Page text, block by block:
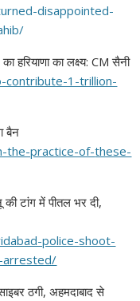
disappointed-
हरियाणा का लक्ष्य: CM सैनी
contribute-1-trillion-
बैन
the-practice-of-these-
की टांग में पीतल भर दी,
police-shoot-
arrested/
ठगी, अहमदाबाद से